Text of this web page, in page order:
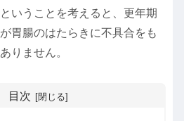
いうことを考えると、更年期
胃腸のはたらきに不具合をも
りません。
目次